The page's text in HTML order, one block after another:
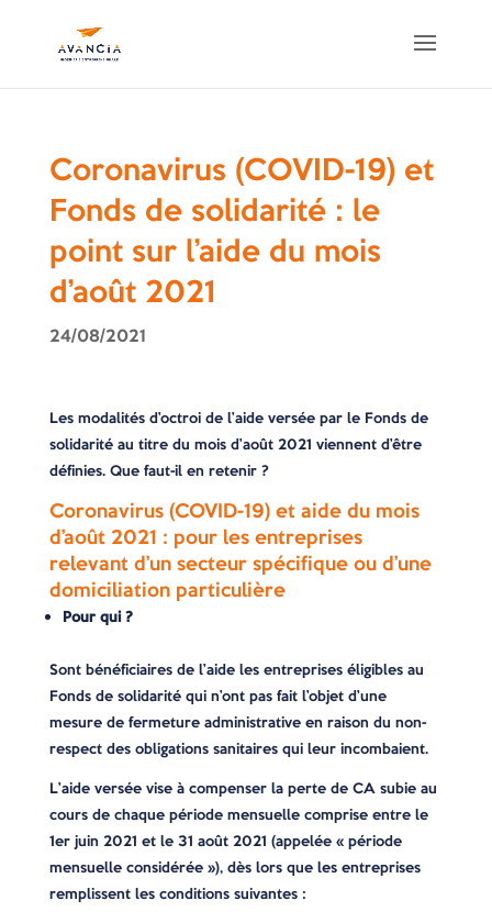
Coronavirus (COVID-19) et
Fonds de solidarité : le
point sur l’aide du mois
d’août 2021
24/08/2021
Les modalités d’octroi de l’aide versée par le Fonds de
solidarité au titre du mois d’août 2021 viennent d’être
définies. Que faut-il en retenir ?
Coronavirus (COVID-19) et aide du mois
d’août 2021 : pour les entreprises
relevant d’un secteur spécifique ou d’une
domiciliation particulière
Pour qui ?
Sont bénéficiaires de l’aide les entreprises éligibles au
Fonds de solidarité qui n’ont pas fait l’objet d’une
mesure de fermeture administrative en raison du non-
respect des obligations sanitaires qui leur incombaient.
L’aide versée vise à compenser la perte de CA subie au
cours de chaque période mensuelle comprise entre le
1er juin 2021 et le 31 août 2021 (appelée « période
mensuelle considérée »), dès lors que les entreprises
remplissent les conditions suivantes :